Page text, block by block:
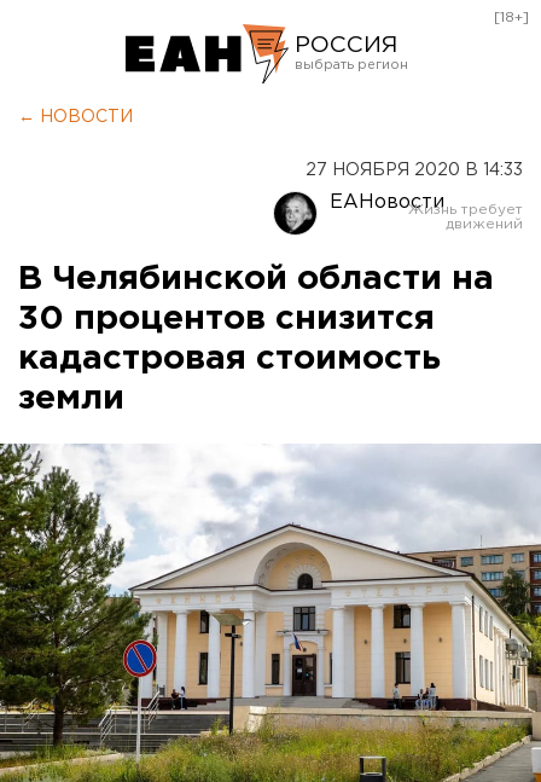
РОССИЯ
Оренбург
[18+]
← НОВОСТИ
27 НОЯБРЯ 2020 В 14:33
ЕАНовости
В Челябинской области на
30 процентов снизится
кадастровая стоимость
земли